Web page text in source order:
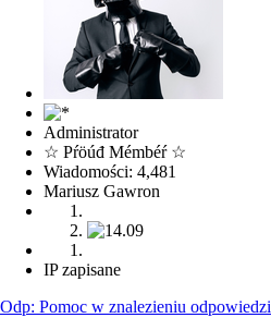
Administrator
☆ Pŕöúđ Mémbéŕ ☆
Wiadomości: 4,481
Mariusz Gawron
IP zapisane
Odp: Pomoc w znalezieniu odpowiedzi